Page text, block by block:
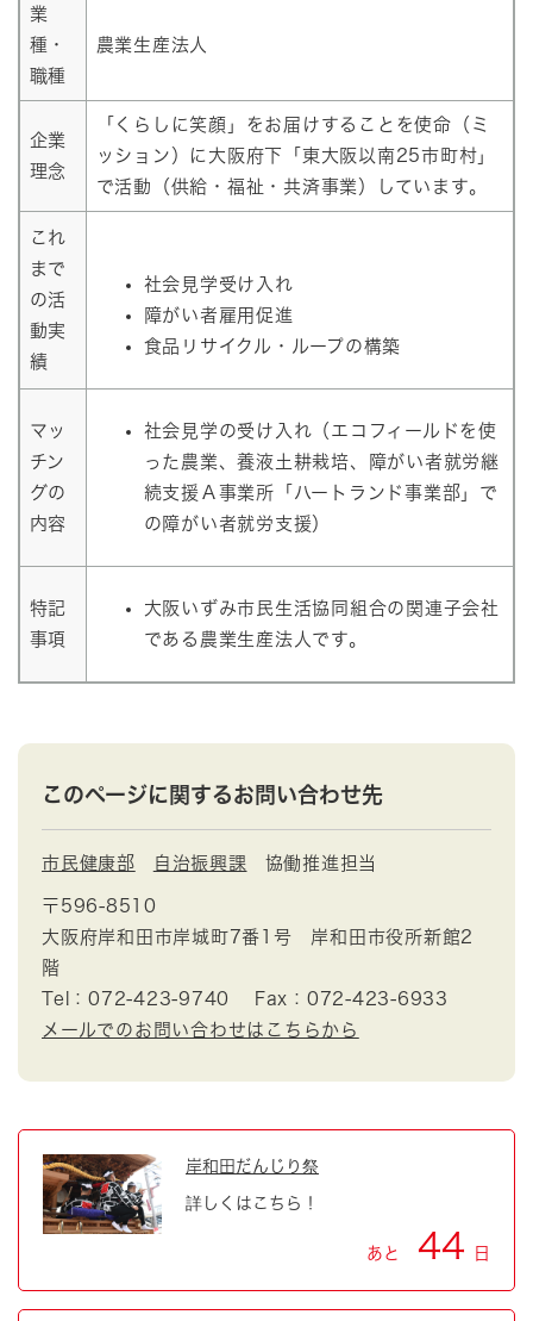
業
種・
職種
農業生産法人
企業
理念
「くらしに笑顔」をお届けすることを使命（ミ
ッション）に大阪府下「東大阪以南25市町村」
で活動（供給・福祉・共済事業）しています。
これ
まで
の活
動実
績
社会見学受け入れ
障がい者雇用促進
食品リサイクル・ループの構築
マッ
チン
グの
内容
社会見学の受け入れ（エコフィールドを使
った農業、養液土耕栽培、障がい者就労継
続支援Ａ事業所「ハートランド事業部」で
の障がい者就労支援）
特記
事項
大阪いずみ市民生活協同組合の関連子会社
である農業生産法人です。
このページに関するお問い合わせ先
市民健康部 自治振興課 協働推進担当
〒596-8510
大阪府岸和田市岸城町7番1号 岸和田市役所新館2
階
Tel：072-423-9740
Fax：072-423-6933
メールでのお問い合わせはこちらから
岸和田だんじり祭
詳しくはこちら！
あと 44 日